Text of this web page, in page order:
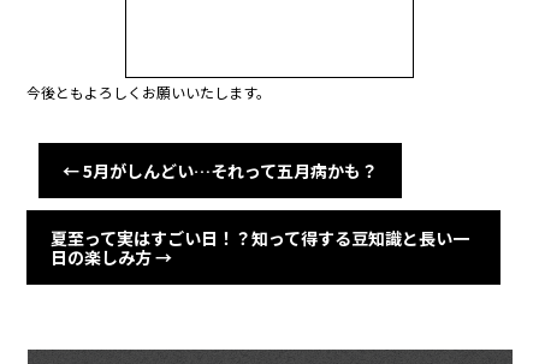
今後ともよろしくお願いいたします。
←5月がしんどい…それって五月病かも？
夏至って実はすごい日！？知って得する豆知識と長い一
日の楽しみ方→